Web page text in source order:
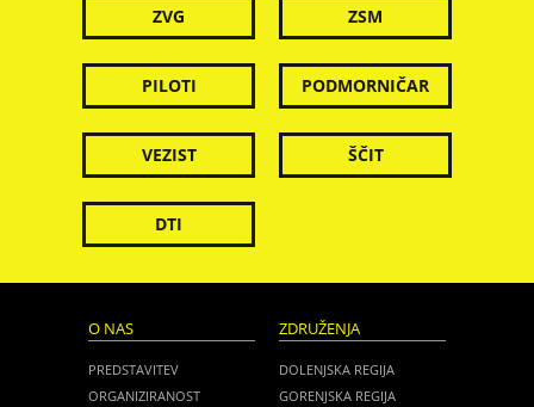
ZVG ZSM
PILOTI PODMORNIČAR
VEZIST ŠČIT
DTI
O NAS
PREDSTAVITEV
ORGANIZIRANOST
ZDRUŽENJA
DOLENJSKA REGIJA
GORENJSKA REGIJA